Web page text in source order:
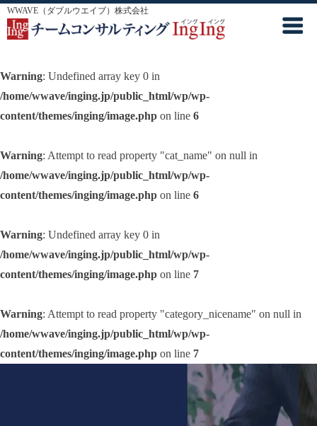
WWAVE（ダブルウエイブ）株式会社
Warning: Undefined array key 0 in
/home/wwave/inging.jp/public_html/wp/wp-
content/themes/inging/image.php on line 6
Warning: Attempt to read property "cat_name" on null in
/home/wwave/inging.jp/public_html/wp/wp-
content/themes/inging/image.php on line 6
Warning: Undefined array key 0 in
/home/wwave/inging.jp/public_html/wp/wp-
content/themes/inging/image.php on line 7
Warning: Attempt to read property "category_nicename" on null in
/home/wwave/inging.jp/public_html/wp/wp-
content/themes/inging/image.php on line 7